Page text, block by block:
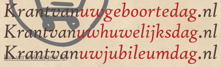
Uw winkelwagen (0)